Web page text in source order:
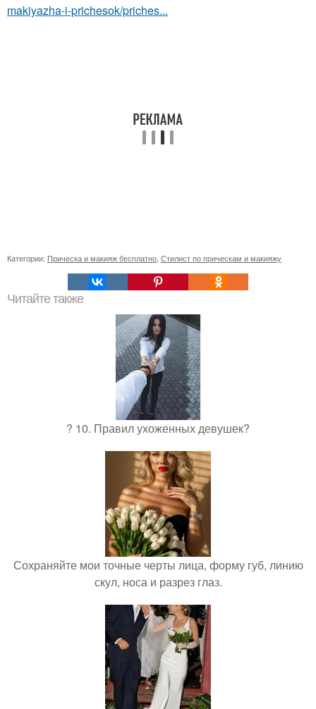
makiyazha-i-prichesok/priches...
Категории: Прическа и макияж бесплатно Стилист по прическам и макияжу
Читайте также
? 10. Правил ухоженных девушек?
Сохраняйте мои точные черты лица, форму губ, линию
скул, носа и разрез глаз.